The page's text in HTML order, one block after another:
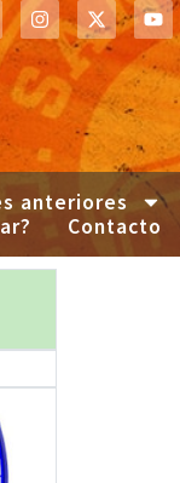
anteriores
Contacto